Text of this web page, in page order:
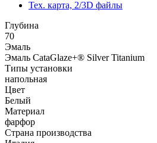
Тех. карта, 2/3D файлы
Глубина
70
Эмаль
Эмаль CataGlaze+® Silver Titanium
Типы установки
напольная
Цвет
Белый
Материал
фарфор
Страна производства